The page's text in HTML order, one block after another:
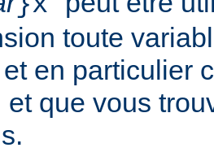
toute
en particulier
et que vous